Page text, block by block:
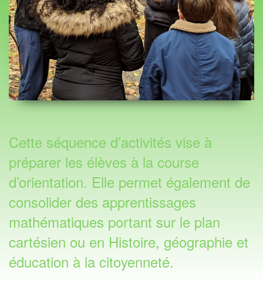
Cette séquence d’activités vise à
préparer les élèves à la course
d’orientation. Elle permet également de
consolider des apprentissages
mathématiques portant sur le plan
cartésien ou en Histoire, géographie et
éducation à la citoyenneté.